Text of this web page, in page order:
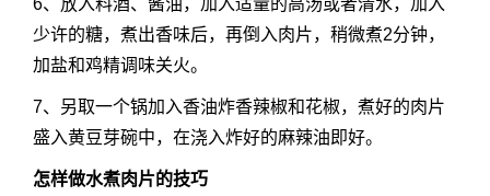
6、放入料酒、酱油，加入适量的高汤或者清水，加入
少许的糖，煮出香味后，再倒入肉片，稍微煮2分钟，
加盐和鸡精调味关火。
7、另取一个锅加入香油炸香辣椒和花椒，煮好的肉片
盛入黄豆芽碗中，在浇入炸好的麻辣油即好。
怎样做水煮肉片的技巧